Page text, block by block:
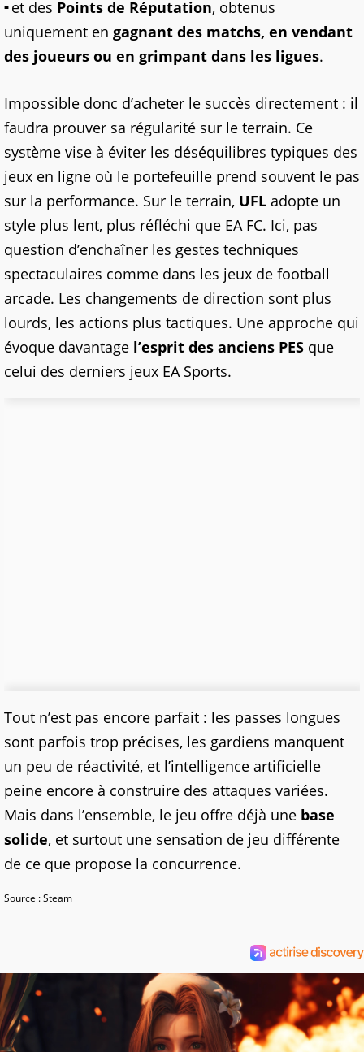
et des Points de Réputation, obtenus
uniquement en gagnant des matchs, en vendant
des joueurs ou en grimpant dans les ligues.
Impossible donc d’acheter le succès directement : il
faudra prouver sa régularité sur le terrain. Ce
système vise à éviter les déséquilibres typiques des
jeux en ligne où le portefeuille prend souvent le pas
sur la performance. Sur le terrain, UFL adopte un
style plus lent, plus réfléchi que EA FC. Ici, pas
question d’enchaîner les gestes techniques
spectaculaires comme dans les jeux de football
arcade. Les changements de direction sont plus
lourds, les actions plus tactiques. Une approche qui
évoque davantage l’esprit des anciens PES que
celui des derniers jeux EA Sports.
Tout n’est pas encore parfait : les passes longues
sont parfois trop précises, les gardiens manquent
un peu de réactivité, et l’intelligence artificielle
peine encore à construire des attaques variées.
Mais dans l’ensemble, le jeu offre déjà une base
solide, et surtout une sensation de jeu différente
de ce que propose la concurrence.
Source : Steam